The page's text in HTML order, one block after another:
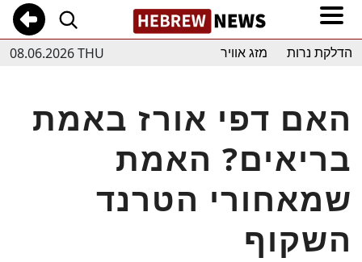
08.06.2026 THU הדלקת נרות מזג אוויר
האם דפי אורז באמת
בריאים? האמת
שמאחורי הטרנד
השקוף